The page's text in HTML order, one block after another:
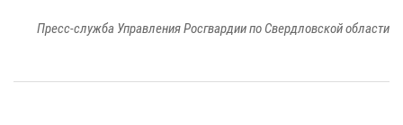
Пресс-служба Управления Росгвардии по Свердловской области